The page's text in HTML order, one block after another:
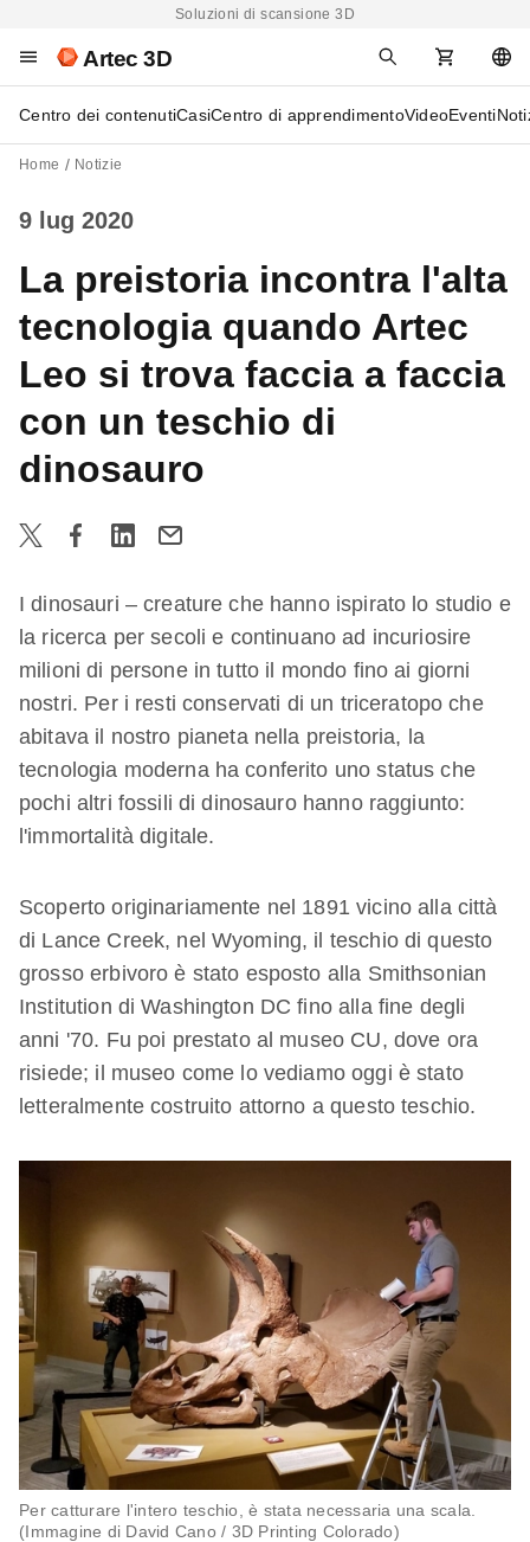
Soluzioni di scansione 3D
Artec 3D
Centro dei contenutiCasiCentro di apprendimentoVideoEventi
Home Notizie
9 lug 2020
La preistoria incontra l'alta
tecnologia quando Artec
Leo si trova faccia a faccia
con un teschio di
dinosauro
I dinosauri – creature che hanno ispirato lo studio e
la ricerca per secoli e continuano ad incuriosire
milioni di persone in tutto il mondo fino ai giorni
nostri. Per i resti conservati di un triceratopo che
abitava il nostro pianeta nella preistoria, la
tecnologia moderna ha conferito uno status che
pochi altri fossili di dinosauro hanno raggiunto:
l'immortalità digitale.
Scoperto originariamente nel 1891 vicino alla città
di Lance Creek, nel Wyoming, il teschio di questo
grosso erbivoro è stato esposto alla Smithsonian
Institution di Washington DC fino alla fine degli
anni '70. Fu poi prestato al museo CU, dove ora
risiede; il museo come lo vediamo oggi è stato
letteralmente costruito attorno a questo teschio.
Per catturare l'intero teschio, è stata necessaria una scala.
(Immagine di David Cano / 3D Printing Colorado)